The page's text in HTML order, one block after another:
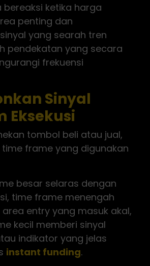
bereaksi ketika harga
penting dan
yang searah tren
pendekatan yang secara
frekuensi
Sinyal
Eksekusi
tombol beli atau jual,
frame yang digunakan
besar selaras dengan
time frame menengah
area entry yang masuk akal,
kecil memberi sinyal
indikator yang jelas
instant funding.